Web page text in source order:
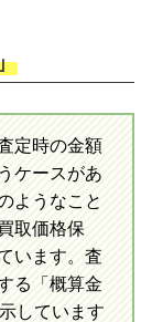
ただけます。
がご到着後、ご
能です。
方法
依頼を行い発
ただけます。
がご到着後、ご
能です。
の撮影方法
定時の金額
ケースがあ
ようなこと
取価格保
います。査
る「概算金
しています